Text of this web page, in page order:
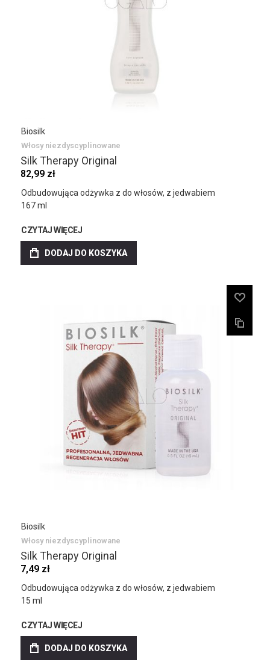
Biosilk
Włosy niezdyscyplinowane
Silk Therapy Original
82,99 zł
Odbudowująca odżywka z do włosów, z jedwabiem
167 ml
CZYTAJ WIĘCEJ
DODAJ DO KOSZYKA
Biosilk
Włosy niezdyscyplinowane
Silk Therapy Original
7,49 zł
Odbudowująca odżywka z do włosów, z jedwabiem
15 ml
CZYTAJ WIĘCEJ
DODAJ DO KOSZYKA